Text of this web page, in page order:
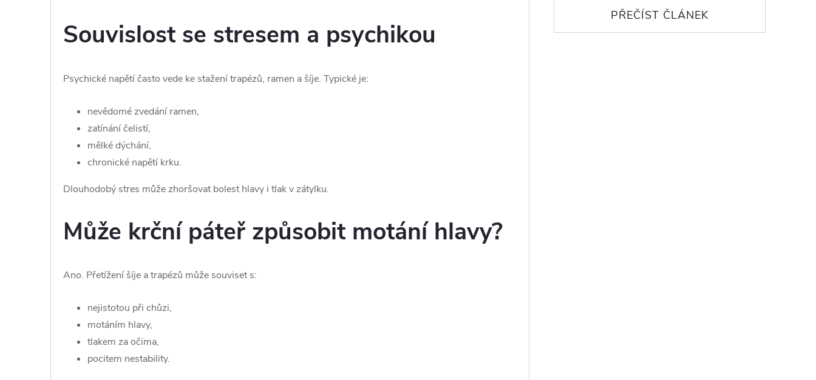
Souvislost se stresem a psychikou
Psychické napětí často vede ke stažení trapézů, ramen a šíje. Typické je:
nevědomé zvedání ramen,
zatínání čelistí,
mělké dýchání,
chronické napětí krku.
Dlouhodobý stres může zhoršovat bolest hlavy i tlak v zátylku.
Může krční páteř způsobit motání hlavy?
Ano. Přetížení šíje a trapézů může souviset s:
nejistotou při chůzi,
motáním hlavy,
tlakem za očima,
pocitem nestability.